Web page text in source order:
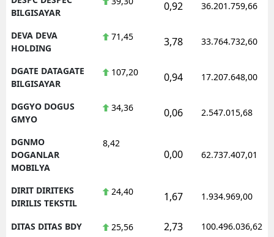
BILGISAYAR
0,92 36.201.759,66
DEVA DEVA
HOLDING
71,45 3,78 33.764.732,60
DGATE DATAGATE
BILGISAYAR
107,20 0,94 17.207.648,00
DGGYO DOGUS
GMYO
34,36 0,06 2.547.015,68
DGNMO
DOGANLAR
MOBILYA
8,42
0,00 62.737.407,01
DIRIT DIRITEKS
DIRILIS TEKSTIL
24,40 1,67 1.934.969,00
DITAS DITAS BDY 25,56 2,73 100.496.036,62